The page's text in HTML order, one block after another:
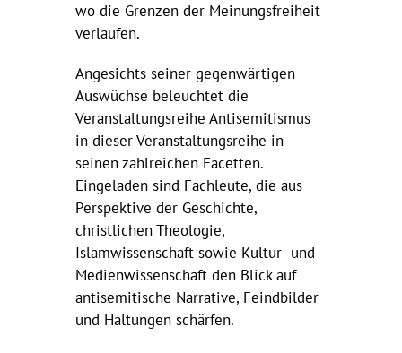
wo die Grenzen der Meinungsfreiheit
verlaufen.
Angesichts seiner gegenwärtigen
Auswüchse beleuchtet die
Veranstaltungsreihe Antisemitismus
in dieser Veranstaltungsreihe in
seinen zahlreichen Facetten.
Eingeladen sind Fachleute, die aus
Perspektive der Geschichte,
christlichen Theologie,
Islamwissenschaft sowie Kultur- und
Medienwissenschaft den Blick auf
antisemitische Narrative, Feindbilder
und Haltungen schärfen.